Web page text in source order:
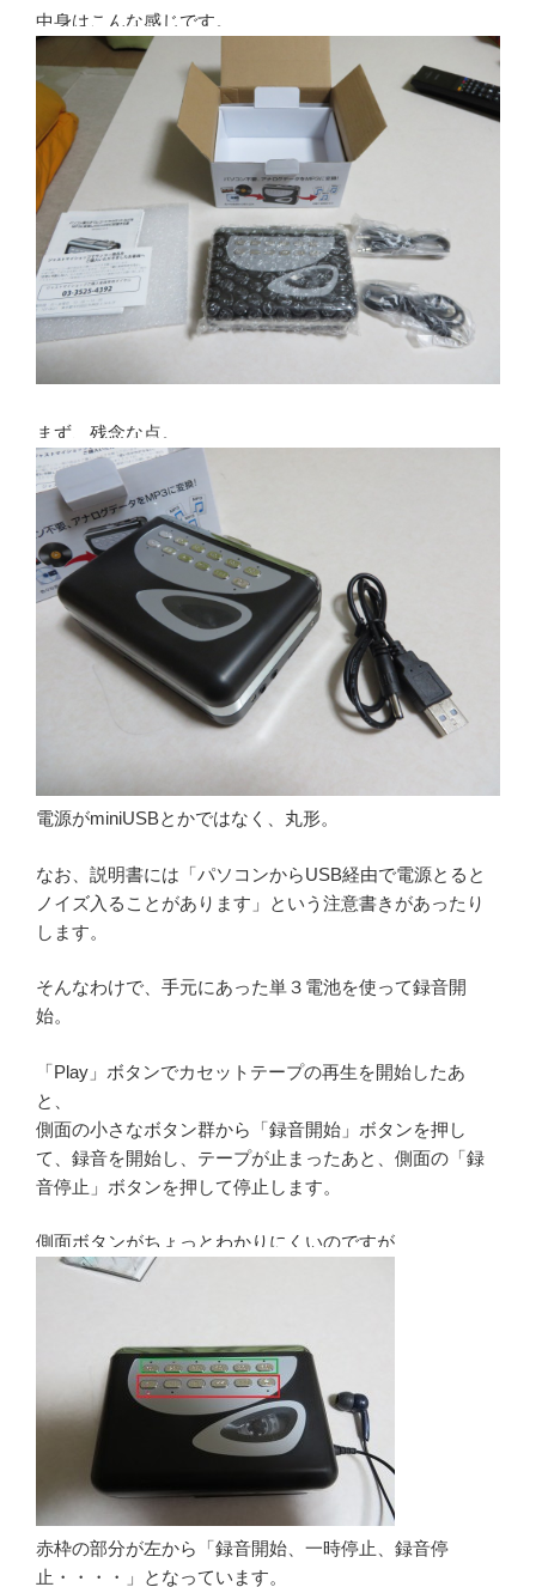
中身はこんな感じです。
まず、残念な点。
電源がminiUSBとかではなく、丸形。
なお、説明書には「パソコンからUSB経由で電源とると
ノイズ入ることがあります」という注意書きがあったり
します。
そんなわけで、手元にあった単３電池を使って録音開
始。
「Play」ボタンでカセットテープの再生を開始したあ
と、
側面の小さなボタン群から「録音開始」ボタンを押し
て、録音を開始し、テープが止まったあと、側面の「録
音停止」ボタンを押して停止します。
側面ボタンがちょっとわかりにくいのですが
赤枠の部分が左から「録音開始、一時停止、録音停
止・・・・」となっています。